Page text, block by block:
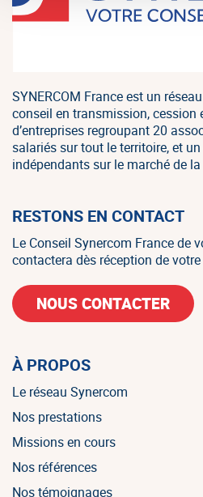
SYNERCOM France est un
conseil en transmission, cession
d’entreprises regroupant 20
salariés sur tout le territoire, et
indépendants sur le marché de
RESTONS EN CONTACT
Le Conseil Synercom France de
contactera dès réception de
NOUS CONTACTER
À PROPOS
Le réseau Synercom
Nos prestations
Missions en cours
Nos références
Nos témoignages